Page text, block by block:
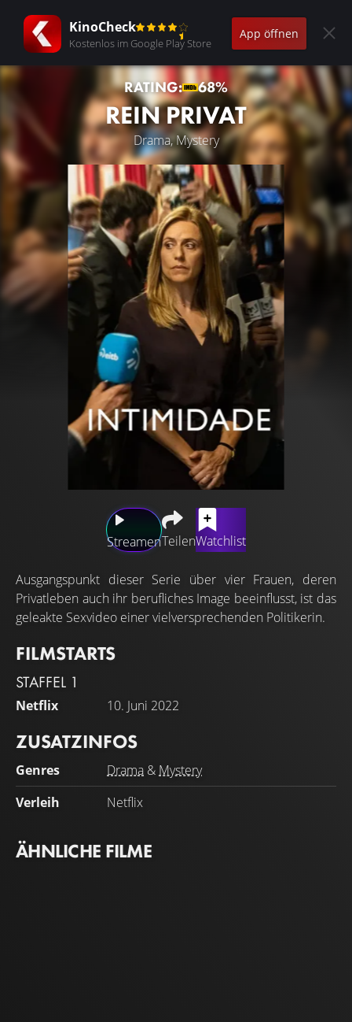
KinoCheck
Kostenlos im Google Play Store
App öffnen
RATING: 68%
REIN PRIVAT
Drama, Mystery
StreamenTeilenWatchlist
Ausgangspunkt dieser Serie über vier Frauen, deren
Privatleben auch ihr berufliches Image beeinflusst, ist das
geleakte Sexvideo einer vielversprechenden Politikerin.
FILMSTARTS
STAFFEL 1
Netflix 10. Juni 2022
ZUSATZINFOS
Genres Drama & Mystery
Verleih
Netflix
ÄHNLICHE FILME